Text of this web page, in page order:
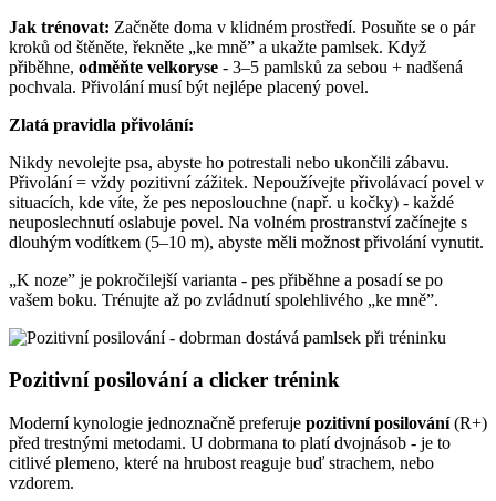
Jak trénovat: Začněte doma v klidném prostředí. Posuňte se o pár
kroků od štěněte, řekněte „ke mně” a ukažte pamlsek. Když
přiběhne, odměňte velkoryse - 3–5 pamlsků za sebou + nadšená
pochvala. Přivolání musí být nejlépe placený povel.
Zlatá pravidla přivolání:
Nikdy nevolejte psa, abyste ho potrestali nebo ukončili zábavu.
Přivolání = vždy pozitivní zážitek. Nepoužívejte přivolávací povel v
situacích, kde víte, že pes neposlouchne (např. u kočky) - každé
neuposlechnutí oslabuje povel. Na volném prostranství začínejte s
dlouhým vodítkem (5–10 m), abyste měli možnost přivolání vynutit.
„K noze” je pokročilejší varianta - pes přiběhne a posadí se po
vašem boku. Trénujte až po zvládnutí spolehlivého „ke mně”.
Pozitivní posilování a clicker trénink
Moderní kynologie jednoznačně preferuje pozitivní posilování(R+)
před trestnými metodami. U dobrmana to platí dvojnásob - je to
citlivé plemeno, které na hrubost reaguje buď strachem, nebo
vzdorem.